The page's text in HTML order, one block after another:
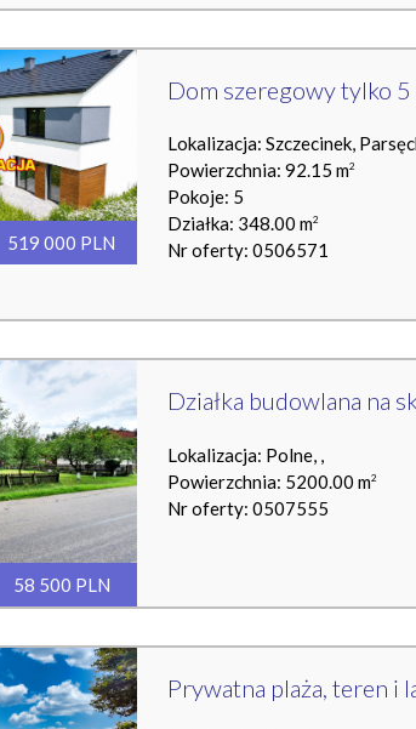
519 000 PLN
Dom szeregowy tylko
Lokalizacja: Szczecinek,
Powierzchnia: 92.15 m2
Pokoje: 5
Działka: 348.00 m2
Nr oferty: 0506571
58 500 PLN
Działka budowlana na
Lokalizacja: Polne, ,
Powierzchnia: 5200.00 m2
Nr oferty: 0507555
Prywatna plaża, teren i